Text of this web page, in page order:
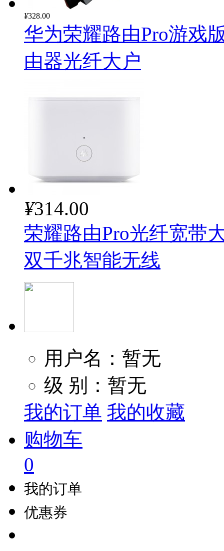
¥328.00
华为荣耀路由Pro游戏
由器光纤大户
¥314.00
荣耀路由Pro光纤宽带
双千兆智能无线
用户名：暂无
级 别：暂无
我的订单 我的收藏
购物车
0
我的订单
优惠券